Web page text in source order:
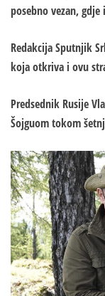
posebno vezan,
Redakcija Sputnjik
koja otkriva i ovu
Predsednik Rusije
Šojguom tokom